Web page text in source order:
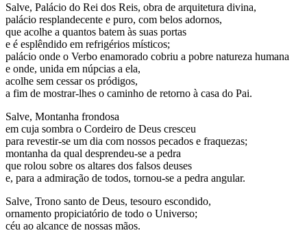
Salve, Palácio do Rei dos Reis, obra de arquitetura divina,
palácio resplandecente e puro, com belos adornos,
que acolhe a quantos batem às suas portas
e é esplêndido em refrigérios místicos;
palácio onde o Verbo enamorado cobriu a pobre natureza humana
e onde, unida em núpcias a ela,
acolhe sem cessar os pródigos,
a fim de mostrar-lhes o caminho de retorno à casa do Pai.
Salve, Montanha frondosa
em cuja sombra o Cordeiro de Deus cresceu
para revestir-se um dia com nossos pecados e fraquezas;
montanha da qual desprendeu-se a pedra
que rolou sobre os altares dos falsos deuses
e, para a admiração de todos, tornou-se a pedra angular.
Salve, Trono santo de Deus, tesouro escondido,
ornamento propiciatório de todo o Universo;
céu ao alcance de nossas mãos.